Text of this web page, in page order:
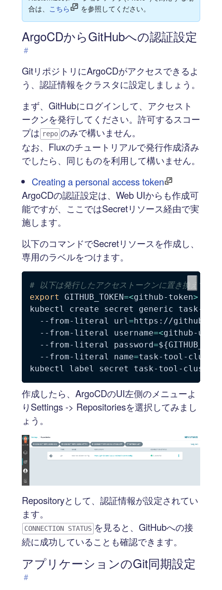
合は、 こちら を参照してください。
ArgoCDからGitHubへの認証設定
#
GitリポジトリにArgoCDがアクセスできるよ
う、認証情報をクラスタに設定しましょう。
まず、GitHubにログインして、アクセスト
ークンを発行してください。許可するスコー
プは repo のみで構いません。
なお、Fluxのチュートリアルで発行作成済み
でしたら、同じものを利用して構いません。
Creating a personal access token
ArgoCDの認証設定は、Web UIからも作成可
能ですが、ここではSecretリソース経由で実
施します。
以下のコマンドでSecretリソースを作成し、
専用のラベルをつけます。
# 以下は発行したアクセストークンに置き換えてく
export
GITHUB_TOKEN=<github-token>
kubectl create secret generic task-
  --from-literal
url= https://
  --from-literal
username=<github-user
  --from-literal
password=
  --from-literal
name=task-tool-
kubectl label secret task-tool-
作成したら、ArgoCDのUI左側のメニューよ
りSettings -> Repositoriesを選択してみまし
ょう。
Repositoryとして、認証情報が設定されてい
ます。
CONNECTION STATUS を見ると、GitHubへの接
続に成功していることも確認できます。
アプリケーションのGit同期設定
#